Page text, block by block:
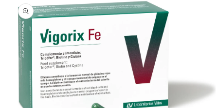
a la
información
del producto